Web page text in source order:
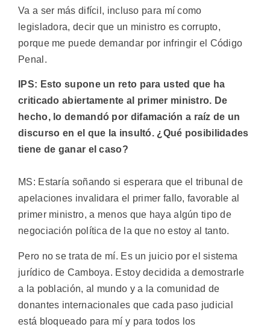
Va a ser más difícil, incluso para mí como
legisladora, decir que un ministro es corrupto,
porque me puede demandar por infringir el Código
Penal.
IPS: Esto supone un reto para usted que ha
criticado abiertamente al primer ministro. De
hecho, lo demandó por difamación a raíz de un
discurso en el que la insultó. ¿Qué posibilidades
tiene de ganar el caso?
MS: Estaría soñando si esperara que el tribunal de
apelaciones invalidara el primer fallo, favorable al
primer ministro, a menos que haya algún tipo de
negociación política de la que no estoy al tanto.
Pero no se trata de mí. Es un juicio por el sistema
jurídico de Camboya. Estoy decidida a demostrarle
a la población, al mundo y a la comunidad de
donantes internacionales que cada paso judicial
está bloqueado para mí y para todos los